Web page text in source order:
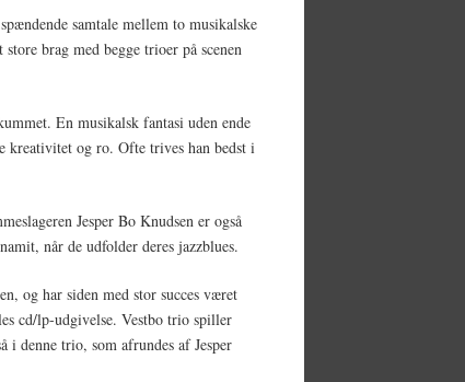
samtale mellem to musikalske
brag med begge trioer på scenen
En musikalsk fantasi uden ende
kreativitet og ro. Ofte trives han bedst i
Jesper Bo Knudsen er også
når de udfolder deres jazzblues.
og har siden med stor succes været
cd/lp-udgivelse. Vestbo trio spiller
i denne trio, som afrundes af Jesper